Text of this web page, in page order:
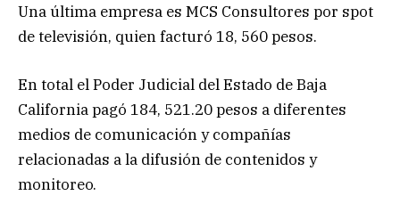
Una última empresa es MCS Consultores por spot
de televisión, quien facturó 18, 560 pesos.
En total el Poder Judicial del Estado de Baja
California pagó 184, 521.20 pesos a diferentes
medios de comunicación y compañías
relacionadas a la difusión de contenidos y
monitoreo.